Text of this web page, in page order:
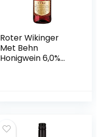
Roter Wikinger
Met Behn
Honigwein 6,0%